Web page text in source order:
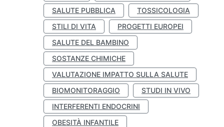
SALUTE PUBBLICA
TOSSICOLOGIA
STILI DI VITA
PROGETTI EUROPEI
SALUTE DEL BAMBINO
SOSTANZE CHIMICHE
VALUTAZIONE IMPATTO SULLA SALUTE
BIOMONITORAGGIO
STUDI IN VIVO
INTERFERENTI ENDOCRINI
OBESITÀ INFANTILE